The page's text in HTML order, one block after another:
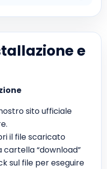
e
sito ufficiale
il file scaricato
“download”
sul file per eseguire